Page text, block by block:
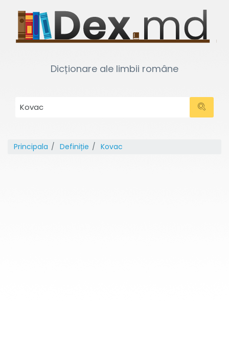
Dicționare ale limbii române
Principala Definiție Kovac